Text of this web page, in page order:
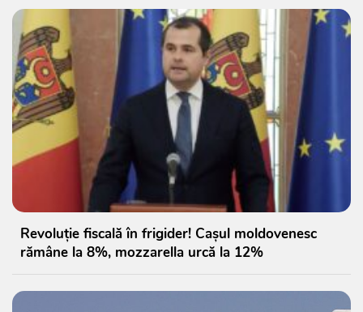
Revoluție fiscală în frigider! Cașul moldovenesc
rămâne la 8%, mozzarella urcă la 12%